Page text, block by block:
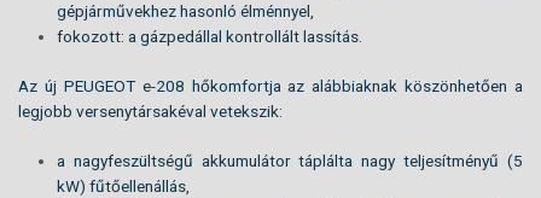
gépjárművekhez hasonló élménnyel,
fokozott: a gázpedállal kontrollált lassítás.
Az új PEUGEOT e-208 hőkomfortja az alábbiaknak köszönhetően a
legjobb versenytársakéval vetekszik:
a nagyfeszültségű akkumulátor táplálta nagy teljesítményű (5
kW) fűtőellenállás,